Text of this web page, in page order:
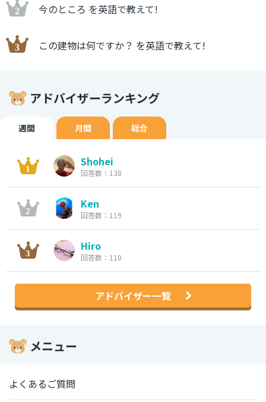
今のところ を英語で教えて!
この建物は何ですか？ を英語で教えて!
アドバイザーランキング
週間 月間 総合
Shohei
回答数：138
Ken
回答数：119
Hiro
回答数：110
アドバイザー一覧
メニュー
よくあるご質問